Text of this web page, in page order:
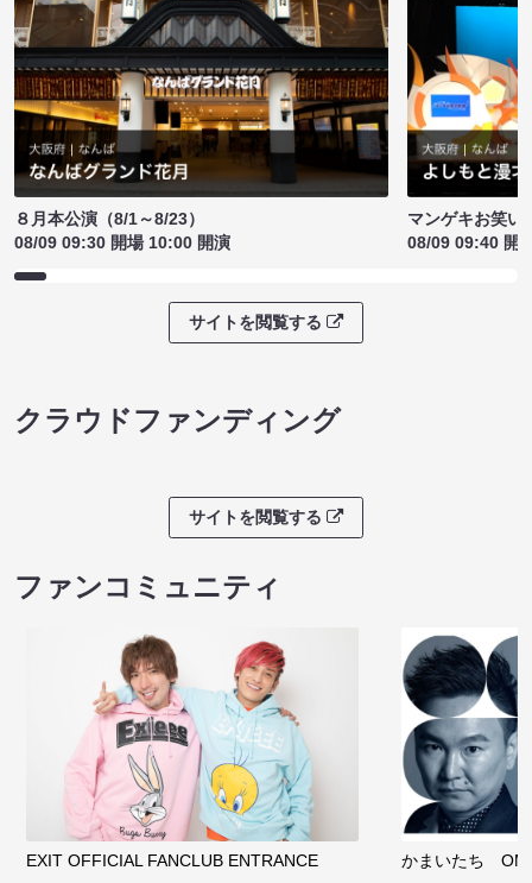
８月本公演（8/1～8/23）
08/09 09:30 開場 10:00 開演
マンゲキお笑い
08/09 09:40 開
サイトを閲覧する
クラウドファンディング
サイトを閲覧する
ファンコミュニティ
EXIT OFFICIAL FANCLUB ENTRANCE かまいたち